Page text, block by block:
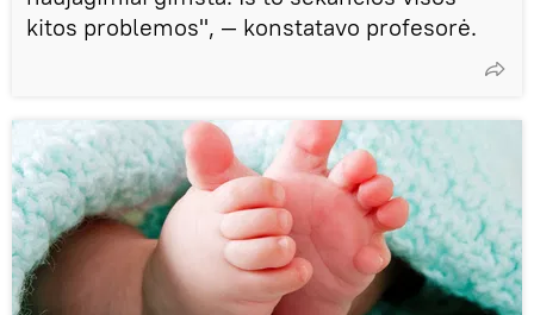
kitos problemos", — konstatavo profesorė.